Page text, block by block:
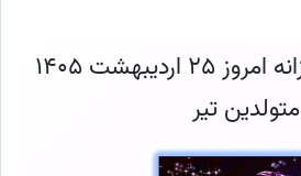
فال قهوه روزانه امروز 25 اردیبهشت 1405
متولدین تیر